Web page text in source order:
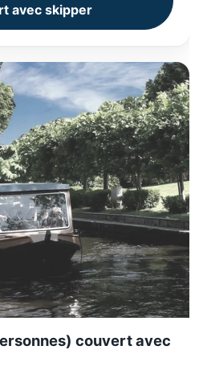
avec skipper
couvert avec